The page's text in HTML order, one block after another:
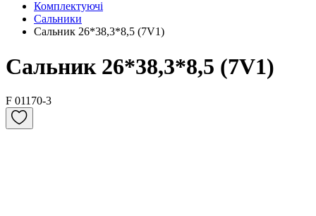
Комплектуючі
Сальники
Сальник 26*38,3*8,5 (7V1)
Сальник 26*38,3*8,5 (7V1)
F 01170-3